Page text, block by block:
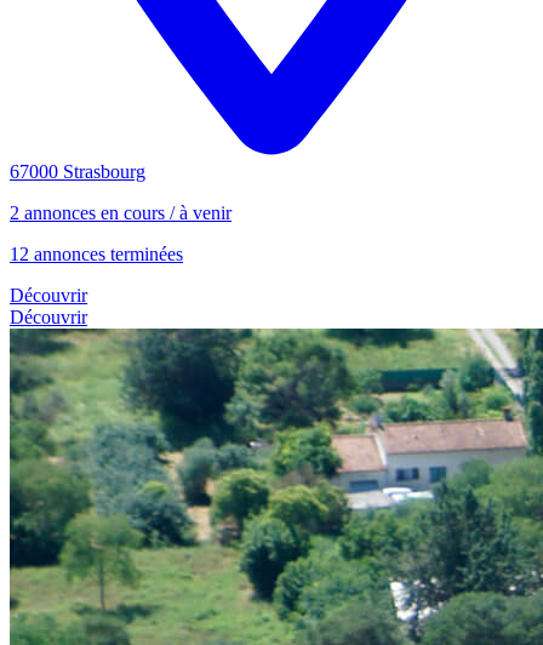
67000 Strasbourg
2 annonces en cours / à venir
12 annonces terminées
Découvrir
Découvrir